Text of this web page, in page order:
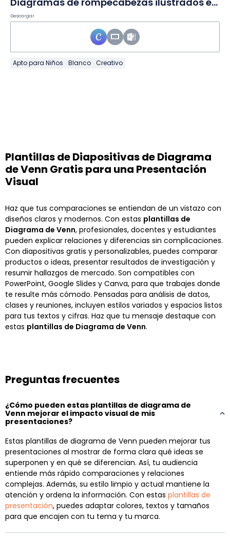
Descargar
Apto para Niños Blanco Creativo
Plantillas de Diapositivas de Diagrama
de Venn Gratis para una Presentación
Visual
Haz que tus comparaciones se entiendan de un vistazo con
diseños claros y modernos. Con estas plantillas de
Diagrama de Venn, profesionales, docentes y estudiantes
pueden explicar relaciones y diferencias sin complicaciones.
Con diapositivas gratis y personalizables, puedes comparar
productos o ideas, presentar resultados de investigación y
resumir hallazgos de mercado. Son compatibles con
PowerPoint, Google Slides y Canva, para que trabajes donde
te resulte más cómodo. Pensadas para análisis de datos,
clases y reuniones, incluyen estilos variados y espacios listos
para tus textos y cifras. Haz que tu mensaje destaque con
estas plantillas de Diagrama de Venn.
Preguntas frecuentes
¿Cómo pueden estas plantillas de diagrama de
Venn mejorar el impacto visual de mis
presentaciones?
Estas plantillas de diagrama de Venn pueden mejorar tus
presentaciones al mostrar de forma clara qué ideas se
superponen y en qué se diferencian. Así, tu audiencia
entiende más rápido comparaciones y relaciones
complejas. Además, su estilo limpio y actual mantiene la
atención y ordena la información. Con estas plantillas de
presentación, puedes adaptar colores, textos y tamaños
para que encajen con tu tema y tu marca.